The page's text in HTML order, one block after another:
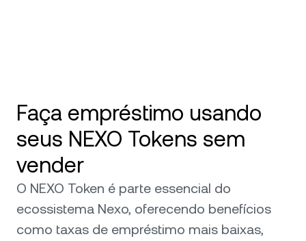
Faça empréstimo usando
seus NEXO Tokens sem
vender
O NEXO Token é parte essencial do
ecossistema Nexo, oferecendo benefícios
como taxas de empréstimo mais baixas,